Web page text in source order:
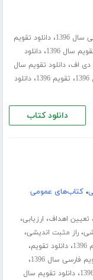
1396 ،دانلود تقویم
سال 1396 ،دانلود
،دانلود تقویم سال
، تقویم 1396 ،دانلود
دانلود کتاب
،کتاب‌های عمومی
، تعیین اهداف، ارزیابی،
،راز مثبت اندیشی،
،دانلود تقویم،
فارسی سال 1396 ،
،دانلود تقویم سال